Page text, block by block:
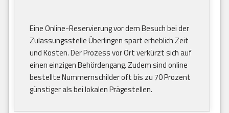
Eine Online-Reservierung vor dem Besuch bei der
Zulassungsstelle Überlingen spart erheblich Zeit
und Kosten. Der Prozess vor Ort verkürzt sich auf
einen einzigen Behördengang. Zudem sind online
bestellte Nummernschilder oft bis zu 70 Prozent
günstiger als bei lokalen Prägestellen.